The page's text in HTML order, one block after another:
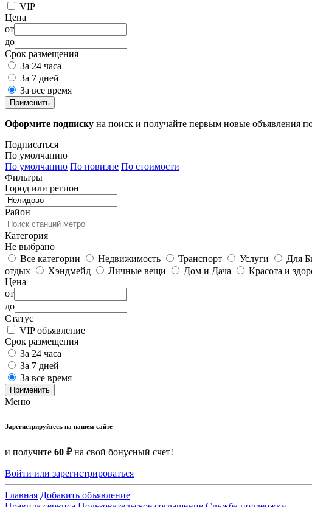
VIP
Цена
от
до
Срок размещения
За 24 часа
За 7 дней
За все время
Применить
Оформите подписку на поиск и получайте первым новые объявления
Подписаться
По умолчанию
По умолчанию По новизне По стоимости
Фильтры
Город или регион
Район
Категория
Не выбрано
Все категории
Недвижимость Транспорт Услуги Для
отдых
Хэндмейд Личные вещи Дом и Дача Красота и
Цена
от
до
Статус
VIP объявление
Срок размещения
За 24 часа
За 7 дней
За все время
Применить
Меню
Зарегистрируйтесь на нашем сайте
и получите 60 ₽на свой бонусный счет!
Войти или зарегистрироваться
Главная Добавить объявление